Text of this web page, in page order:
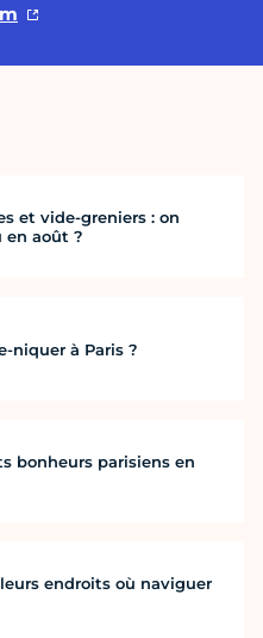
et vide-greniers : on
en août ?
niquer à Paris ?
bonheurs parisiens en
endroits où naviguer